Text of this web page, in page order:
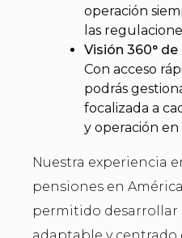
operación
las
Visión 360°
Con acceso
podrás
focalizada a
y operación
Nuestra experiencia
pensiones en
permitido desarrollar
adaptable y centrado